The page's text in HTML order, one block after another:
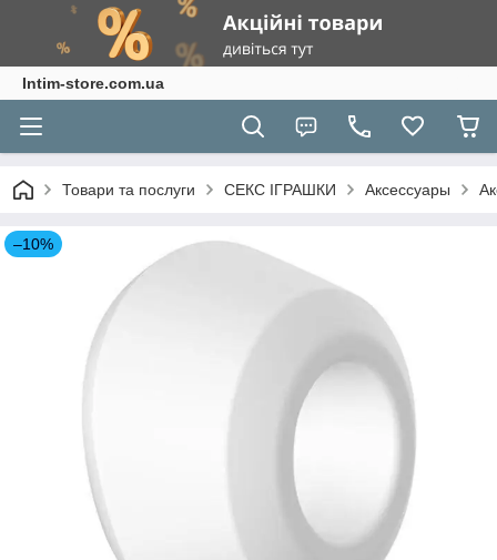
Intim-store.com.ua
Товари та послуги СЕКС ІГРАШКИ Аксессуары
–10%